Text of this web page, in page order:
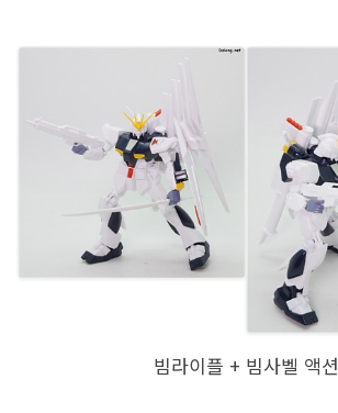
빔라이플 + 빔사벨 액션